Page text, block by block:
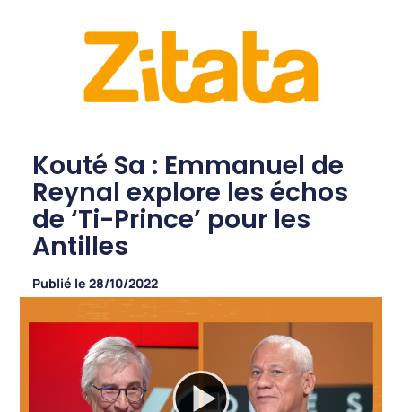
Kouté Sa : Emmanuel de
Reynal explore les échos
de ‘Ti-Prince’ pour les
Antilles
Publié le 28/10/2022